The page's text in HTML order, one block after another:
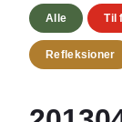
Alle Til
Refleksioner